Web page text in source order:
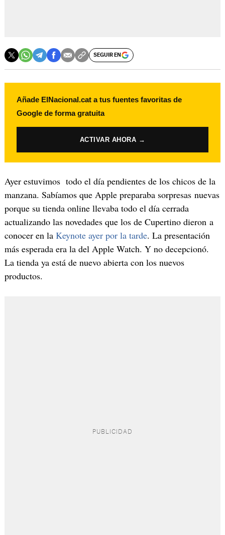
SEGUIR EN
Añade ElNacional.cat a tus fuentes favoritas de
Google de forma gratuita
ACTIVAR AHORA →
Ayer estuvimos todo el día pendientes de los chicos de la
manzana. Sabíamos que Apple preparaba sorpresas nuevas
porque su tienda online llevaba todo el día cerrada
actualizando las novedades que los de Cupertino dieron a
conocer en la Keynote ayer por la tarde. La presentación
más esperada era la del Apple Watch. Y no decepcionó.
La tienda ya está de nuevo abierta con los nuevos
productos.